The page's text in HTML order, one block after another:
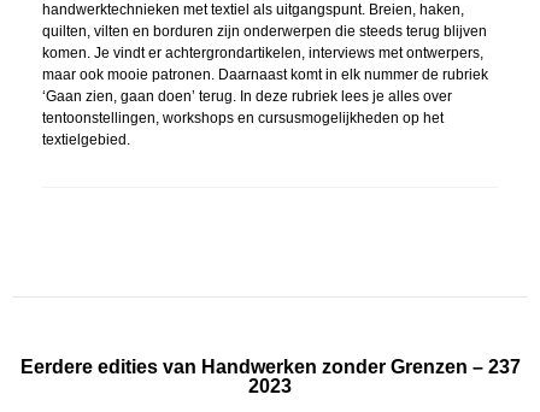
handwerktechnieken met textiel als uitgangspunt. Breien, haken,
quilten, vilten en borduren zijn onderwerpen die steeds terug blijven
komen. Je vindt er achtergrondartikelen, interviews met ontwerpers,
maar ook mooie patronen. Daarnaast komt in elk nummer de rubriek
‘Gaan zien, gaan doen’ terug. In deze rubriek lees je alles over
tentoonstellingen, workshops en cursusmogelijkheden op het
textielgebied.
Eerdere edities van Handwerken zonder Grenzen – 237
2023